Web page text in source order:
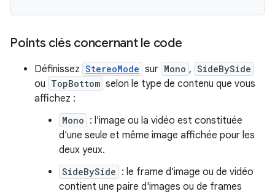
Points clés concernant le code
Définissez StereoMode sur Mono , SideBySide
ou TopBottom selon le type de contenu que vous
affichez :
Mono : l'image ou la vidéo est constituée
d'une seule et même image affichée pour les
deux yeux.
SideBySide : le frame d'image ou de vidéo
contient une paire d'images ou de frames